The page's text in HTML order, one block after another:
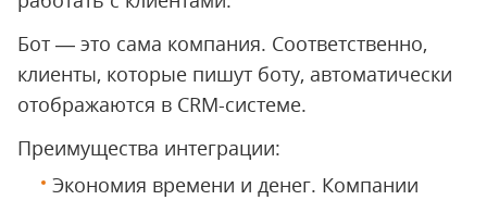
Бот — это сама компания. Соответственно,
клиенты, которые пишут боту, автоматически
отображаются в CRM-системе.
Преимущества интеграции:
Экономия времени и денег. Компании